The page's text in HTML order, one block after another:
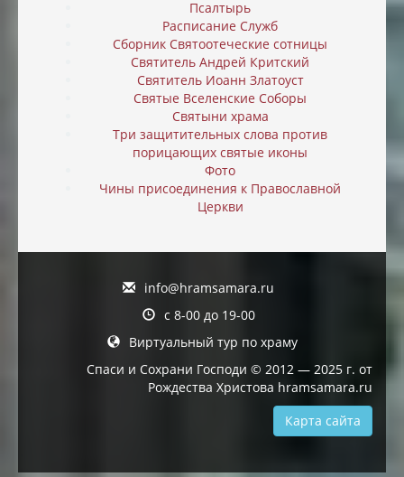
Псалтырь
Расписание Служб
Сборник Святоотеческие сотницы
Святитель Андрей Критский
Святитель Иоанн Златоуст
Святые Вселенские Соборы
Святыни храма
Три защитительных слова против
порицающих святые иконы
Фото
Чины присоединения к Православной
Церкви
info@hramsamara.ru
с 8-00 до 19-00
Виртуальный тур по храму
Спаси и Сохрани Господи © 2012 — 2025 г. от
Рождества Христова hramsamara.ru
Карта сайта